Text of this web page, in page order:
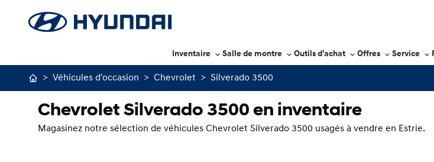
Inventaire Salle de montre Outils d'achat Offres Service
> Véhicules d'occasion > Chevrolet > Silverado 3500
Chevrolet Silverado 3500 en inventaire
Magasinez notre sélection de véhicules Chevrolet Silverado 3500 usagés à vendre en Estrie.